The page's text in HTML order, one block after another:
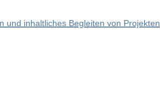
und inhaltliches Begleiten von Projekten